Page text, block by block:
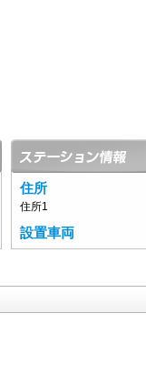
住所
住所1
設置車両